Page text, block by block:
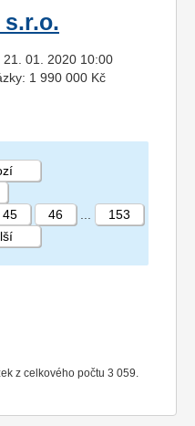
01. 2020 10:00
1 990 000 Kč
153
z celkového počtu 3 059.
45 46
153